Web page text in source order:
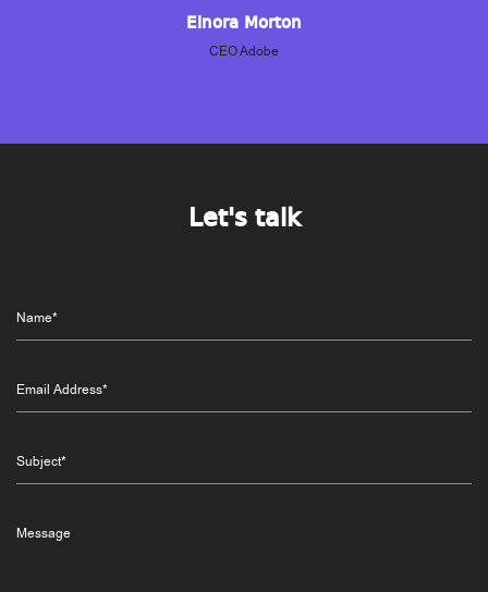
Elnora Morton
CEO Adobe
Let's talk